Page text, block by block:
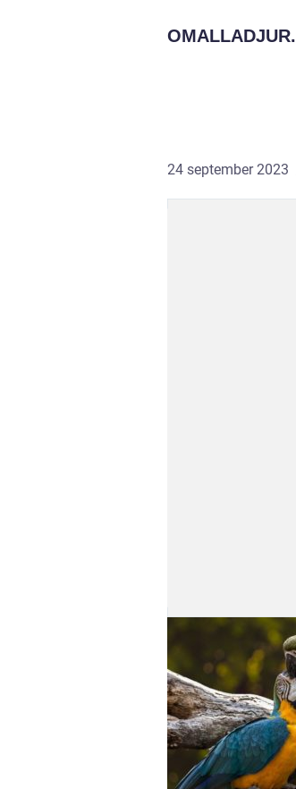
OMALLADJUR.
24 september 2023